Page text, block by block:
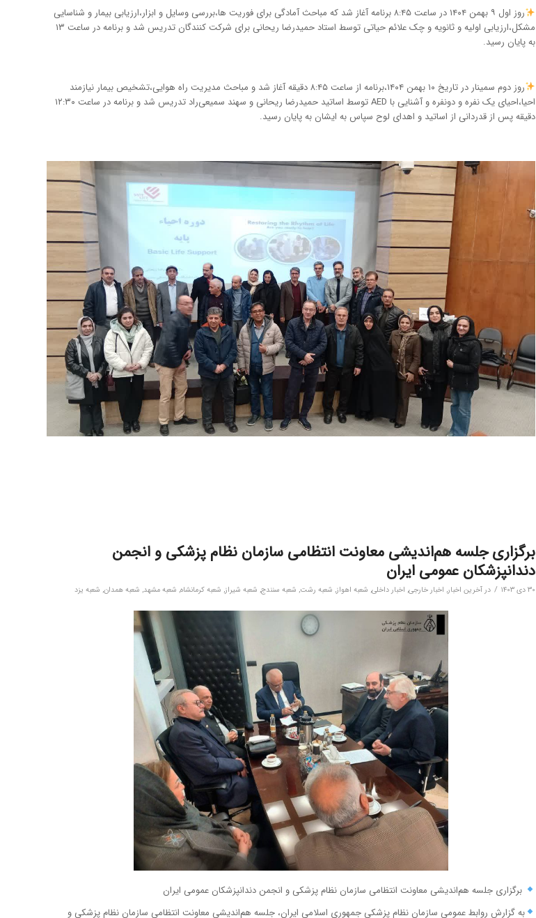
روز اول ۹ بهمن ۱۴۰۴ در ساعت ۸:۴۵ برنامه آغاز شد که مباحث آمادگی برای فوریت ها،بررسی وسایل و ابزار،ارزیابی بیمار و شناسایی
مشکل،ارزیابی اولیه و ثانویه و چک علائم حیاتی توسط استاد حمیدرضا ریحانی برای شرکت کنندگان تدریس شد و برنامه در ساعت ۱۳
به پایان رسید.
روز دوم سمینار در تاریخ ۱۰ بهمن ۱۴۰۴،برنامه از ساعت ۸:۴۵ دقیقه آغاز شد و مباحث مدیریت راه هوایی،تشخیص بیمار نیازمند
احیا،احیای یک نفره و دونفره و آشنایی با AED توسط اساتید حمیدرضا ریحانی و سهند سمیعی‌راد تدریس شد و برنامه در ساعت ۱۲:۳۰
دقیقه پس از قدردانی از اساتید و اهدای لوح سپاس به ایشان به پایان رسید.
برگزاری جلسه هم‌اندیشی معاونت انتظامی سازمان نظام پزشکی و انجمن
دندانپزشکان عمومی ایران
۳۰ دی ۱۴۰۳ / در آخرین اخبار, اخبار خارجی, اخبار داخلی, شعبه اهواز, شعبه رشت, شعبه سنندج, شعبه شیراز, شعبه کرمانشاه, شعبه مشهد, شعبه همدان, شعبه یزد
برگزاری جلسه هم‌اندیشی معاونت انتظامی سازمان نظام پزشکی و انجمن دندانپزشکان عمومی ایران
به گزارش روابط عمومی سازمان نظام پزشکی جمهوری اسلامی ایران، جلسه هم‌اندیشی معاونت انتظامی سازمان نظام پزشکی و